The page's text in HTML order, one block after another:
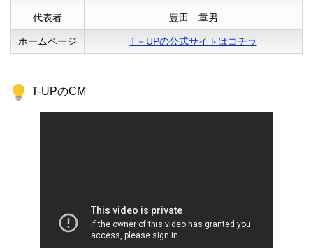
代表者 豊田 章男
ホームページ T－UPの公式サイトはコチラ
T-UPのCM